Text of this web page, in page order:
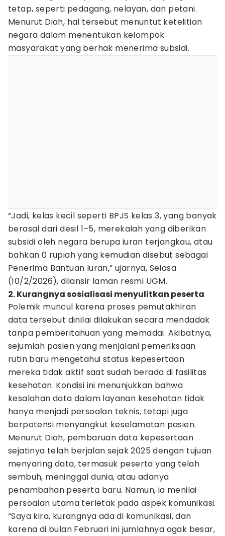
tetap, seperti pedagang, nelayan, dan petani.
Menurut Diah, hal tersebut menuntut ketelitian
negara dalam menentukan kelompok
masyarakat yang berhak menerima subsidi.
“Jadi, kelas kecil seperti BPJS kelas 3, yang banyak
berasal dari desil 1–5, merekalah yang diberikan
subsidi oleh negara berupa iuran terjangkau, atau
bahkan 0 rupiah yang kemudian disebut sebagai
Penerima Bantuan Iuran,” ujarnya, Selasa
(10/2/2026), dilansir laman resmi UGM.
2. Kurangnya sosialisasi menyulitkan peserta
Polemik muncul karena proses pemutakhiran
data tersebut dinilai dilakukan secara mendadak
tanpa pemberitahuan yang memadai. Akibatnya,
sejumlah pasien yang menjalani pemeriksaan
rutin baru mengetahui status kepesertaan
mereka tidak aktif saat sudah berada di fasilitas
kesehatan. Kondisi ini menunjukkan bahwa
kesalahan data dalam layanan kesehatan tidak
hanya menjadi persoalan teknis, tetapi juga
berpotensi menyangkut keselamatan pasien.
Menurut Diah, pembaruan data kepesertaan
sejatinya telah berjalan sejak 2025 dengan tujuan
menyaring data, termasuk peserta yang telah
sembuh, meninggal dunia, atau adanya
penambahan peserta baru. Namun, ia menilai
persoalan utama terletak pada aspek komunikasi.
“Saya kira, kurangnya ada di komunikasi, dan
karena di bulan Februari ini jumlahnya agak besar,